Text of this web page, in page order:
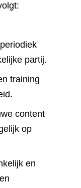
partij.
training
content
op
en